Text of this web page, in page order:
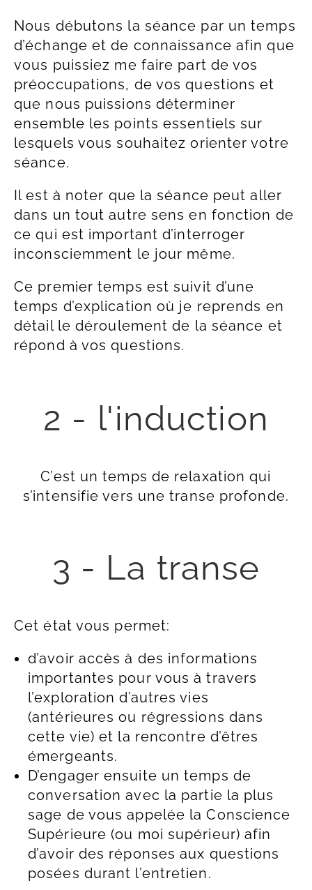
Nous débutons la séance par un temps
d’échange et de connaissance afin que
vous puissiez me faire part de vos
préoccupations, de vos questions et
que nous puissions déterminer
ensemble les points essentiels sur
lesquels vous souhaitez orienter votre
séance.
Il est à noter que la séance peut aller
dans un tout autre sens en fonction de
ce qui est important d’interroger
inconsciemment le jour même.
Ce premier temps est suivit d’une
temps d’explication où je reprends en
détail le déroulement de la séance et
répond à vos questions.
2 - l'induction
C’est un temps de relaxation qui
s’intensifie vers une transe profonde.
3 - La transe
Cet état vous permet:
d’avoir accès à des informations
importantes pour vous à travers
l’exploration d’autres vies
(antérieures ou régressions dans
cette vie) et la rencontre d’êtres
émergeants.
D’engager ensuite un temps de
conversation avec la partie la plus
sage de vous appelée la Conscience
Supérieure (ou moi supérieur) afin
d’avoir des réponses aux questions
posées durant l’entretien.